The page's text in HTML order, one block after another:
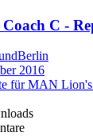
C -
2016
für MAN